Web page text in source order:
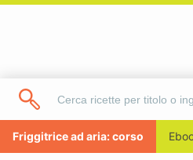
Friggitrice ad aria: corso